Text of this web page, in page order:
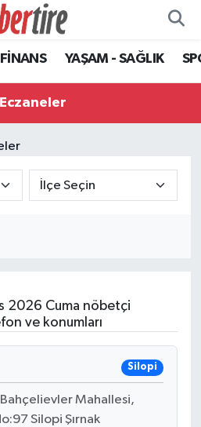
FİNANS YAŞAM - SAĞLIK
2026 Cuma nöbetçi
ve konumları
Silopi
Mahallesi,
Silopi Şırnak
Haritası
ve Fikstür